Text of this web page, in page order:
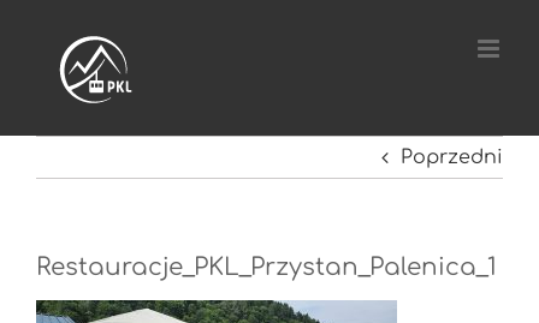
zawartości
Poprzedni
Restauracje_PKL_Przystan_Palenica_1